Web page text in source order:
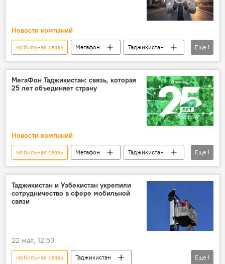
Новости компаний
мобильная связь Мегафон
Таджикистан
Новости компаний
Еще 1
МегаФон Таджикистан: связь, которая
25 лет объединяет страну
Новости компаний
мобильная связь Мегафон
Таджикистан
Новости компаний
Еще 1
Таджикистан и Узбекистан укрепили
сотрудничество в сфере мобильной
связи
22 мая, 12:53
мобильная связь
Таджикистан
Еще 1